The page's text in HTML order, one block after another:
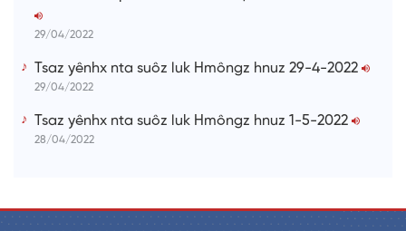
29/04/2022
Tsaz yênhx nta suôz luk Hmôngz hnuz 29-4-2022
29/04/2022
Tsaz yênhx nta suôz luk Hmôngz hnuz 1-5-2022
28/04/2022